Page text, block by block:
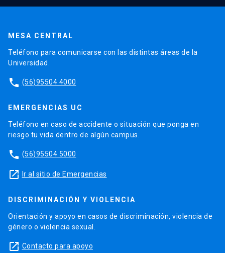
MESA CENTRAL
Teléfono para comunicarse con las distintas áreas de la
Universidad.
phone (56)95504 4000
EMERGENCIAS UC
Teléfono en caso de accidente o situación que ponga en
riesgo tu vida dentro de algún campus.
phone (56)95504 5000
launch Ir al sitio de Emergencias
DISCRIMINACIÓN Y VIOLENCIA
Orientación y apoyo en casos de discriminación, violencia de
género o violencia sexual.
launch Contacto para apoyo